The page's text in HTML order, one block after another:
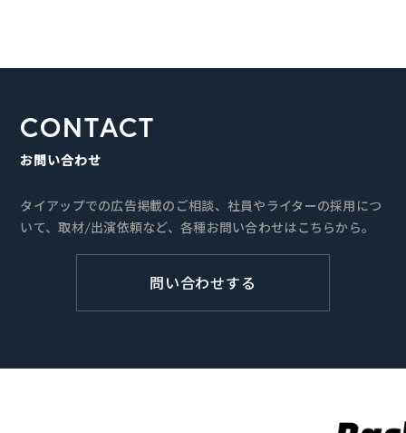
CONTACT
お問い合わせ
タイアップでの広告掲載のご相談、社員やライターの採用につ
いて、取材/出演依頼など、各種お問い合わせはこちらから。
問い合わせする